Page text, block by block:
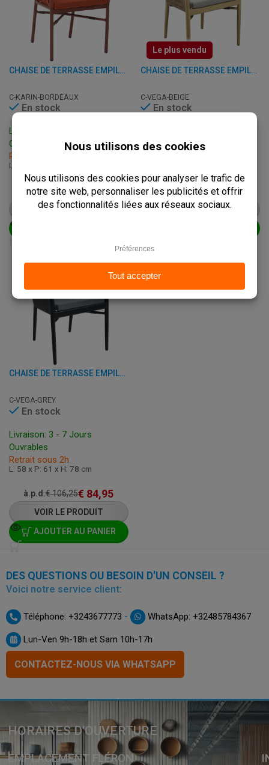
CHAISE DE TERRASSE EMPILABLE AVEC ACCOUDOIRS - KARIN - ALUMINIUM
C-KARIN-BORDEAUX
En stock
Livraison: 3 - 7 Jours
Ouvrables
Retrait sous 2h
L: 56 x P: 64 x H: 78 cm
à.p.d.€ 112,00€89,50
VOIR LE PRODUIT
Le plus vendu
CHAISE DE TERRASSE EMPILABLE AVEC ACCOUDOIRS - VEGA - ALUMINIUM/ROTIN
C-VEGA-BEIGE
En stock
Ouvrables
à.p.d.€106,25 €84,95
VOIR LE PRODUIT
CHAISE DE TERRASSE EMPILABLE AVEC ACCOUDOIRS - VEGA - ALUMINIUM/ROTIN
C-VEGA-GREY
En stock
Livraison: 3 - 7 Jours
Ouvrables
Retrait sous 2h
L: 58 x P: 61 x H: 78 cm
à.p.d.€106,25€ 84,95
VOIR LE PRODUIT
AJOUTER AU PANIER
DES QUESTIONS OU BESOIN D'UN CONSEIL ?
Voici notre service client:
Téléphone: +3243677773 - WhatsApp: +32485784367
Lun-Ven 9h-18h et Sam 10h-17h
CONTACTEZ-NOUS VIA WHATSAPP
HORAIRES D’OUVERTURE
EMPLACEMENT FLÉRON